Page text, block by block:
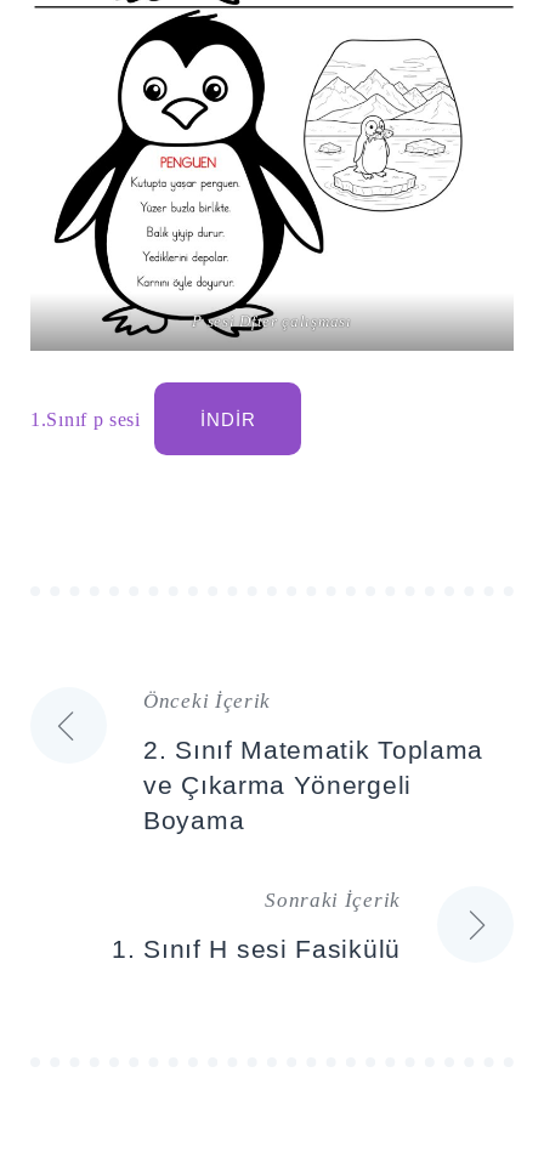
P sesi Dfter çalışması
1.Sınıf p sesi İNDIR
Yazı
gezinmesi
Önceki İçerik
2. Sınıf Matematik Toplama
ve Çıkarma Yönergeli
Boyama
Sonraki İçerik
1. Sınıf H sesi Fasikülü